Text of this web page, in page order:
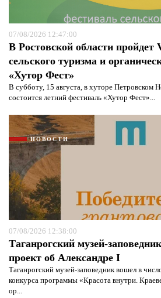
07/08/2026 12:47:00
В Ростовской области пройдет
сельского туризма и
«Хутор Фест»
В субботу, 15 августа, в хуторе Петровском
состоится летний фестиваль «Хутор Фест»...
НОВОСТИ
07/08/2026 12:38:00
Таганрогский музей-
проект об Александре I
Таганрогский музей-заповедник вошел в
конкурса программы «Красота внутри.
ор...